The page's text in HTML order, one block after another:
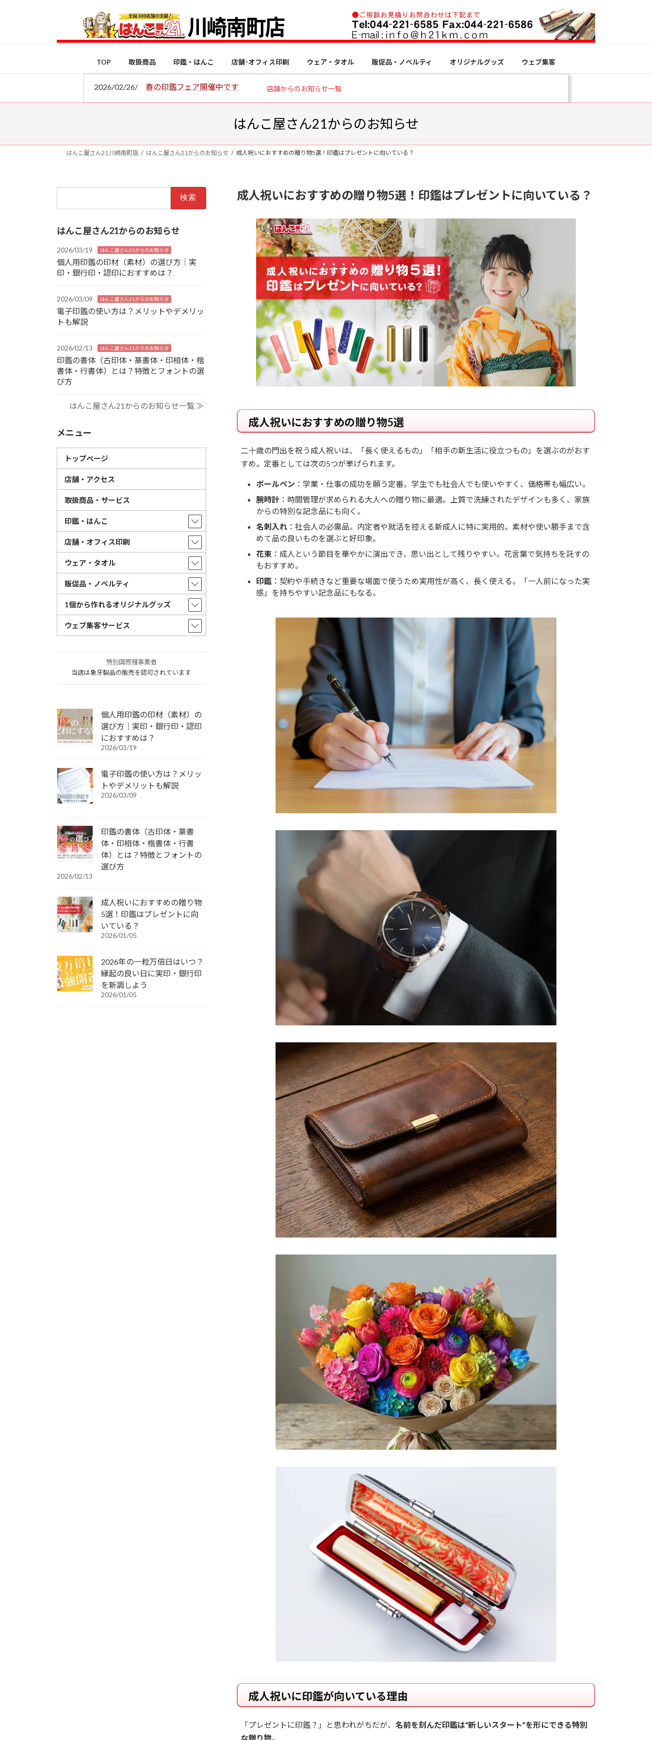
ス
ン
TOP 取扱商品 印鑑・はんこ 店舗･オフィス印刷 ウェア・タオル 販促品・ノベルティ オリジナルグッズ ウェブ集客
2026/02/26/ 春の印鑑フェア開催中です 店舗からのお知らせ一覧
はんこ屋さん21からのお知らせ
はんこ屋さん21 川崎南町店 はんこ屋さん21からのお知らせ 成人祝いにおすすめの贈り物5選！印鑑はプレゼントに向いている？
成人祝いにおすすめの贈り物5選！印鑑はプレゼントに向いている？
成人祝いにおすすめの贈り物5選
二十歳の門出を祝う成人祝いは、「長く使えるもの」「相手の新生活に役立つもの」を選ぶのがおす
すめ。定番としては次の5つが挙げられます。
ボールペン ：学業・仕事の成功を願う定番。学生でも社会人でも使いやすく、価格帯も幅広い。
腕時計：時間管理が求められる大人への贈り物に最適。上質で洗練されたデザインも多く、家族
からの特別な記念品にも向く。
名刺入れ：社会人の必需品。内定者や就活を控える新成人に特に実用的。素材や使い勝手まで含
めて品の良いものを選ぶと好印象。
花束 ：成人という節目を華やかに演出でき、思い出として残りやすい。花言葉で気持ちを託すの
もおすすめ。
印鑑：契約や手続きなど重要な場面で使うため実用性が高く、長く使える。「一人前になった実
感」を持ちやすい記念品にもなる。
成人祝いに印鑑が向いている理由
「プレゼントに印鑑？」と思われがちだが、 名前を刻んだ印鑑は“新しいスタート”を形にできる特別
な贈り物。
はんこ屋さん21からのお知らせ
2026/03/19 はんこ屋さん21からのお知らせ
個人用印鑑の印材（素材）の選び方｜実
印・銀行印・認印におすすめは？
2026/03/09 はんこ屋さん21からのお知らせ
電子印鑑の使い方は？メリットやデメリッ
トも解説
2026/02/13 はんこ屋さん21からのお知らせ
印鑑の書体（古印体・篆書体・印相体・楷
書体・行書体）とは？特徴とフォントの選
び方
はんこ屋さん21からのお知らせ一覧 ≫
メニュー
トップページ
店舗・アクセス
取扱商品・サービス
印鑑・はんこ
店舗・オフィス印刷
ウェア・タオル
販促品・ノベルティ
1個から作れるオリジナルグッズ
ウェブ集客サービス
特別国際種事業者
当店は象牙製品の販売を認可されています
個人用印鑑の印材（素材）の
選び方｜実印・銀行印・認印
におすすめは？
2026/03/19
電子印鑑の使い方は？メリッ
トやデメリットも解説
2026/03/09
印鑑の書体（古印体・篆書
体・印相体・楷書体・行書
体）とは？特徴とフォントの
選び方
2026/02/13
成人祝いにおすすめの贈り物
5選！印鑑はプレゼントに向
いている？
2026/01/05
2026年の一粒万倍日はいつ？
縁起の良い日に実印・銀行印
を新調しよう
2026/01/05